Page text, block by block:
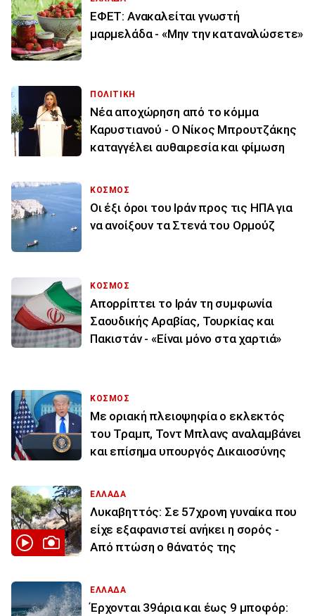
ΕΦΕΤ: Ανακαλείται γνωστή
μαρμελάδα - «Μην την καταναλώσετε»
ΠΟΛΙΤΙΚΗ
Νέα αποχώρηση από το κόμμα
Καρυστιανού - Ο Νίκος Μπρουτζάκης
καταγγέλει αυθαιρεσία και φίμωση
ΚΟΣΜΟΣ
Οι έξι όροι του Ιράν προς τις ΗΠΑ για
να ανοίξουν τα Στενά του Ορμούζ
ΚΟΣΜΟΣ
Απορρίπτει το Ιράν τη συμφωνία
Σαουδικής Αραβίας, Τουρκίας και
Πακιστάν - «Είναι μόνο στα χαρτιά»
ΚΟΣΜΟΣ
Με οριακή πλειοψηφία ο εκλεκτός
του Τραμπ, Τοντ Μπλανς αναλαμβάνει
και επίσημα υπουργός Δικαιοσύνης
ΕΛΛΑΔΑ
Λυκαβηττός: Σε 57χρονη γυναίκα που
είχε εξαφανιστεί ανήκει η σορός -
Από πτώση ο θάνατός της
ΕΛΛΑΔΑ
Έρχονται 39άρια και έως 9 μποφόρ: